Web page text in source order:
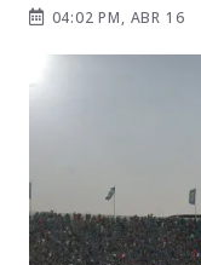
04:02 PM, ABR 16